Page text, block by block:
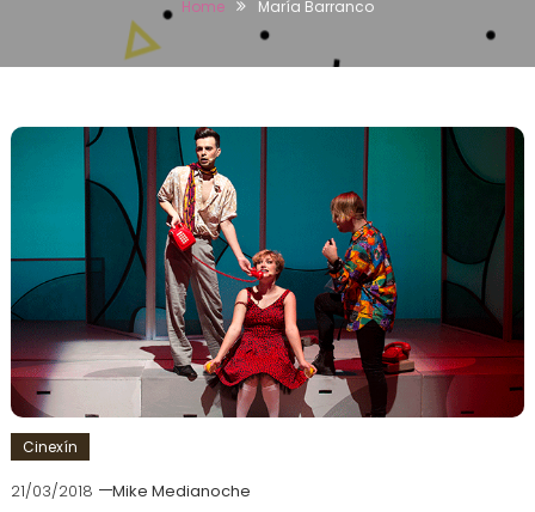
Home María Barranco
Cinexín
21/03/2018
Mike Medianoche